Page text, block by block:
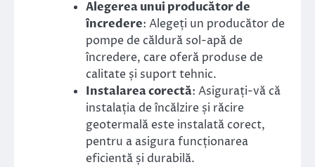
Alegerea unui producător de
încredere: Alegeți un producător de
pompe de căldură sol-apă de
încredere, care oferă produse de
calitate și suport tehnic.
Instalarea corectă: Asigurați-vă că
instalația de încălzire și răcire
geotermală este instalată corect,
pentru a asigura funcționarea
eficientă și durabilă.